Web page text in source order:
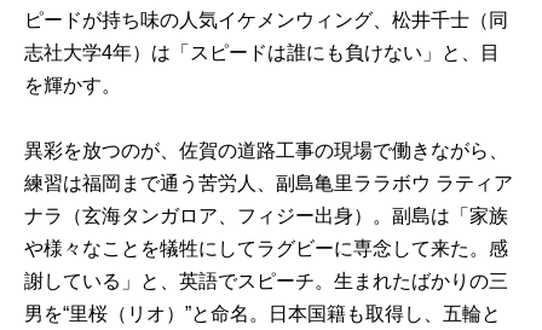
ピードが持ち味の人気イケメンウィング、松井千士（同
志社大学4年）は「スピードは誰にも負けない」と、目
を輝かす。
異彩を放つのが、佐賀の道路工事の現場で働きながら、
練習は福岡まで通う苦労人、副島亀里ララボウ ラティア
ナラ（玄海タンガロア、フィジー出身）。副島は「家族
や様々なことを犠牲にしてラグビーに専念して来た。感
謝している」と、英語でスピーチ。生まれたばかりの三
男を“里桜（リオ）”と命名。日本国籍も取得し、五輪と